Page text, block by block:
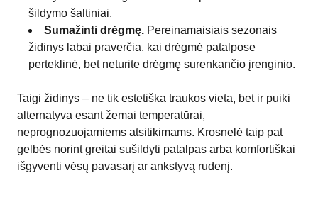
šildymo šaltiniai.
Sumažinti drėgmę. Pereinamaisiais sezonais
židinys labai praverčia, kai drėgmė patalpose
perteklinė, bet neturite drėgmę surenkančio įrenginio.
Taigi židinys – ne tik estetiška traukos vieta, bet ir puiki
alternatyva esant žemai temperatūrai,
neprognozuojamiems atsitikimams. Krosnelė taip pat
gelbės norint greitai sušildyti patalpas arba komfortiškai
išgyventi vėsų pavasarį ar ankstyvą rudenį.